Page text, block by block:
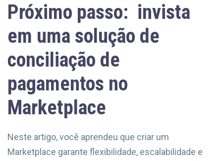
Próximo passo: invista
em uma solução de
conciliação de
pagamentos no
Marketplace
Neste artigo, você aprendeu que criar um
Marketplace garante flexibilidade, escalabilidade e